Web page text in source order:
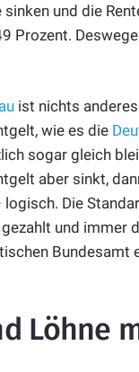
sinken und die
Prozent.
ist nichts
wie es die
sogar gleich
aber sinkt,
logisch. Die
und immer
Löhne